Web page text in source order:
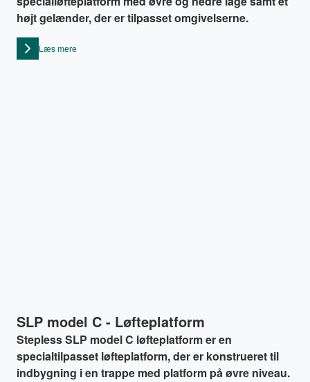
højt gelænder, der er tilpasset omgivelserne.
Læs mere
SLP model C - Løfteplatform
Stepless SLP model C løfteplatform er en
specialtilpasset løfteplatform, der er konstrueret til
indbygning i en trappe med platform på øvre niveau.